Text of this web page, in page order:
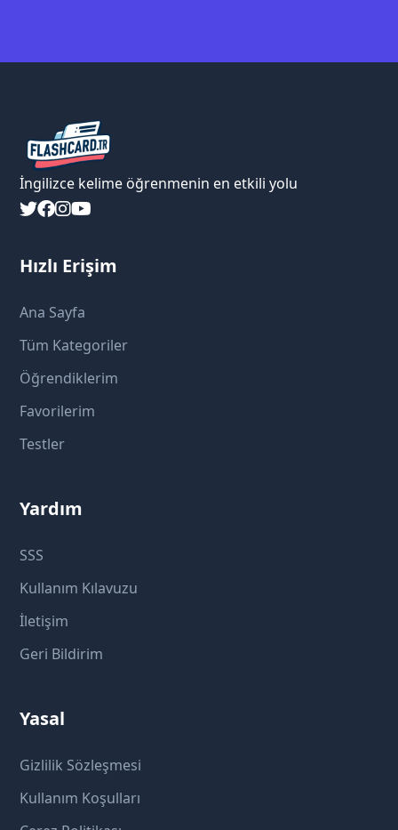
İngilizce kelime öğrenmenin en etkili yolu
Hızlı Erişim
Ana Sayfa
Tüm Kategoriler
Öğrendiklerim
Favorilerim
Testler
Yardım
SSS
Kullanım Kılavuzu
İletişim
Geri Bildirim
Yasal
Gizlilik Sözleşmesi
Kullanım Koşulları